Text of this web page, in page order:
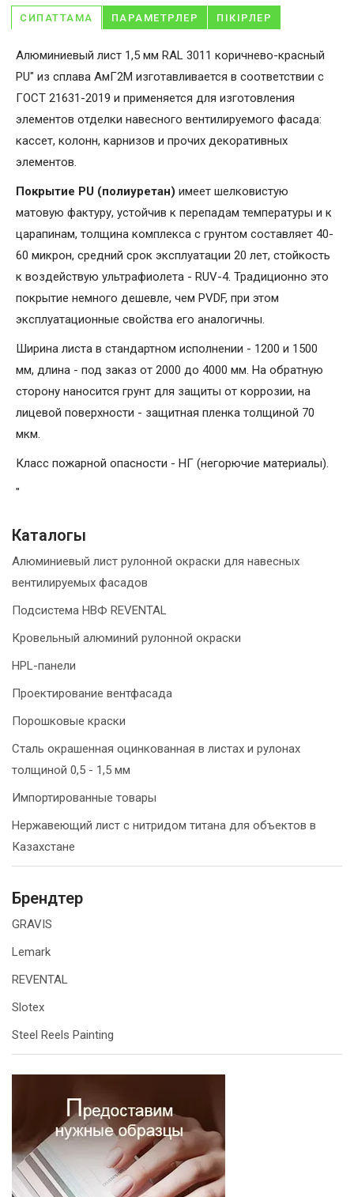
СИПАТТАМА ПАРАМЕТРЛЕР ПІКІРЛЕР
Алюминиевый лист 1,5 мм RAL 3011 коричнево-красный
PU" из сплава АмГ2М изготавливается в соответствии с
ГОСТ 21631-2019 и применяется для изготовления
элементов отделки навесного вентилируемого фасада:
кассет, колонн, карнизов и прочих декоративных
элементов.
Покрытие PU (полиуретан) имеет шелковистую
матовую фактуру, устойчив к перепадам температуры и к
царапинам, толщина комплекса с грунтом составляет 40-
60 микрон, средний срок эксплуатации 20 лет, стойкость
к воздействую ультрафиолета - RUV-4. Традиционно это
покрытие немного дешевле, чем PVDF, при этом
эксплуатационные свойства его аналогичны.
Ширина листа в стандартном исполнении - 1200 и 1500
мм, длина - под заказ от 2000 до 4000 мм. На обратную
сторону наносится грунт для защиты от коррозии, на
лицевой поверхности - защитная пленка толщиной 70
мкм.
Класс пожарной опасности - НГ (негорючие материалы).
"
Каталогы
Алюминиевый лист рулонной окраски для навесных
вентилируемых фасадов
Подсистема НВФ REVENTAL
Кровельный алюминий рулонной окраски
HPL-панели
Проектирование вентфасада
Порошковые краски
Сталь окрашенная оцинкованная в листах и рулонах
толщиной 0,5 - 1,5 мм
Импортированные товары
Нержавеющий лист с нитридом титана для объектов в
Казахстане
Брендтер
GRAVIS
Lemark
REVENTAL
Slotex
Steel Reels Painting